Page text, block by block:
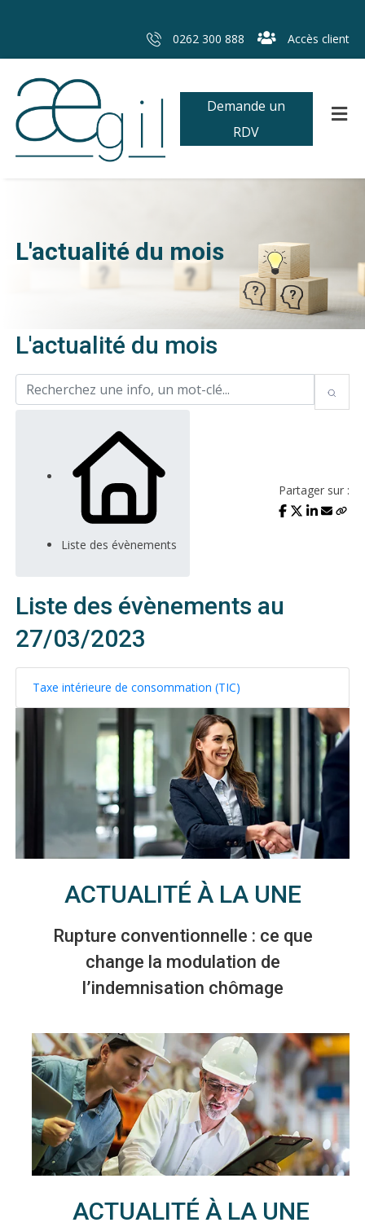
0262 300 888 Accès client
Demande un
RDV
L'actualité du mois
L'actualité du mois
Liste des évènements
Partager sur :
Liste des évènements au
27/03/2023
Taxe intérieure de consommation (TIC)
ACTUALITÉ À LA UNE
Rupture conventionnelle : ce que
change la modulation de
l’indemnisation chômage
ACTUALITÉ À LA UNE